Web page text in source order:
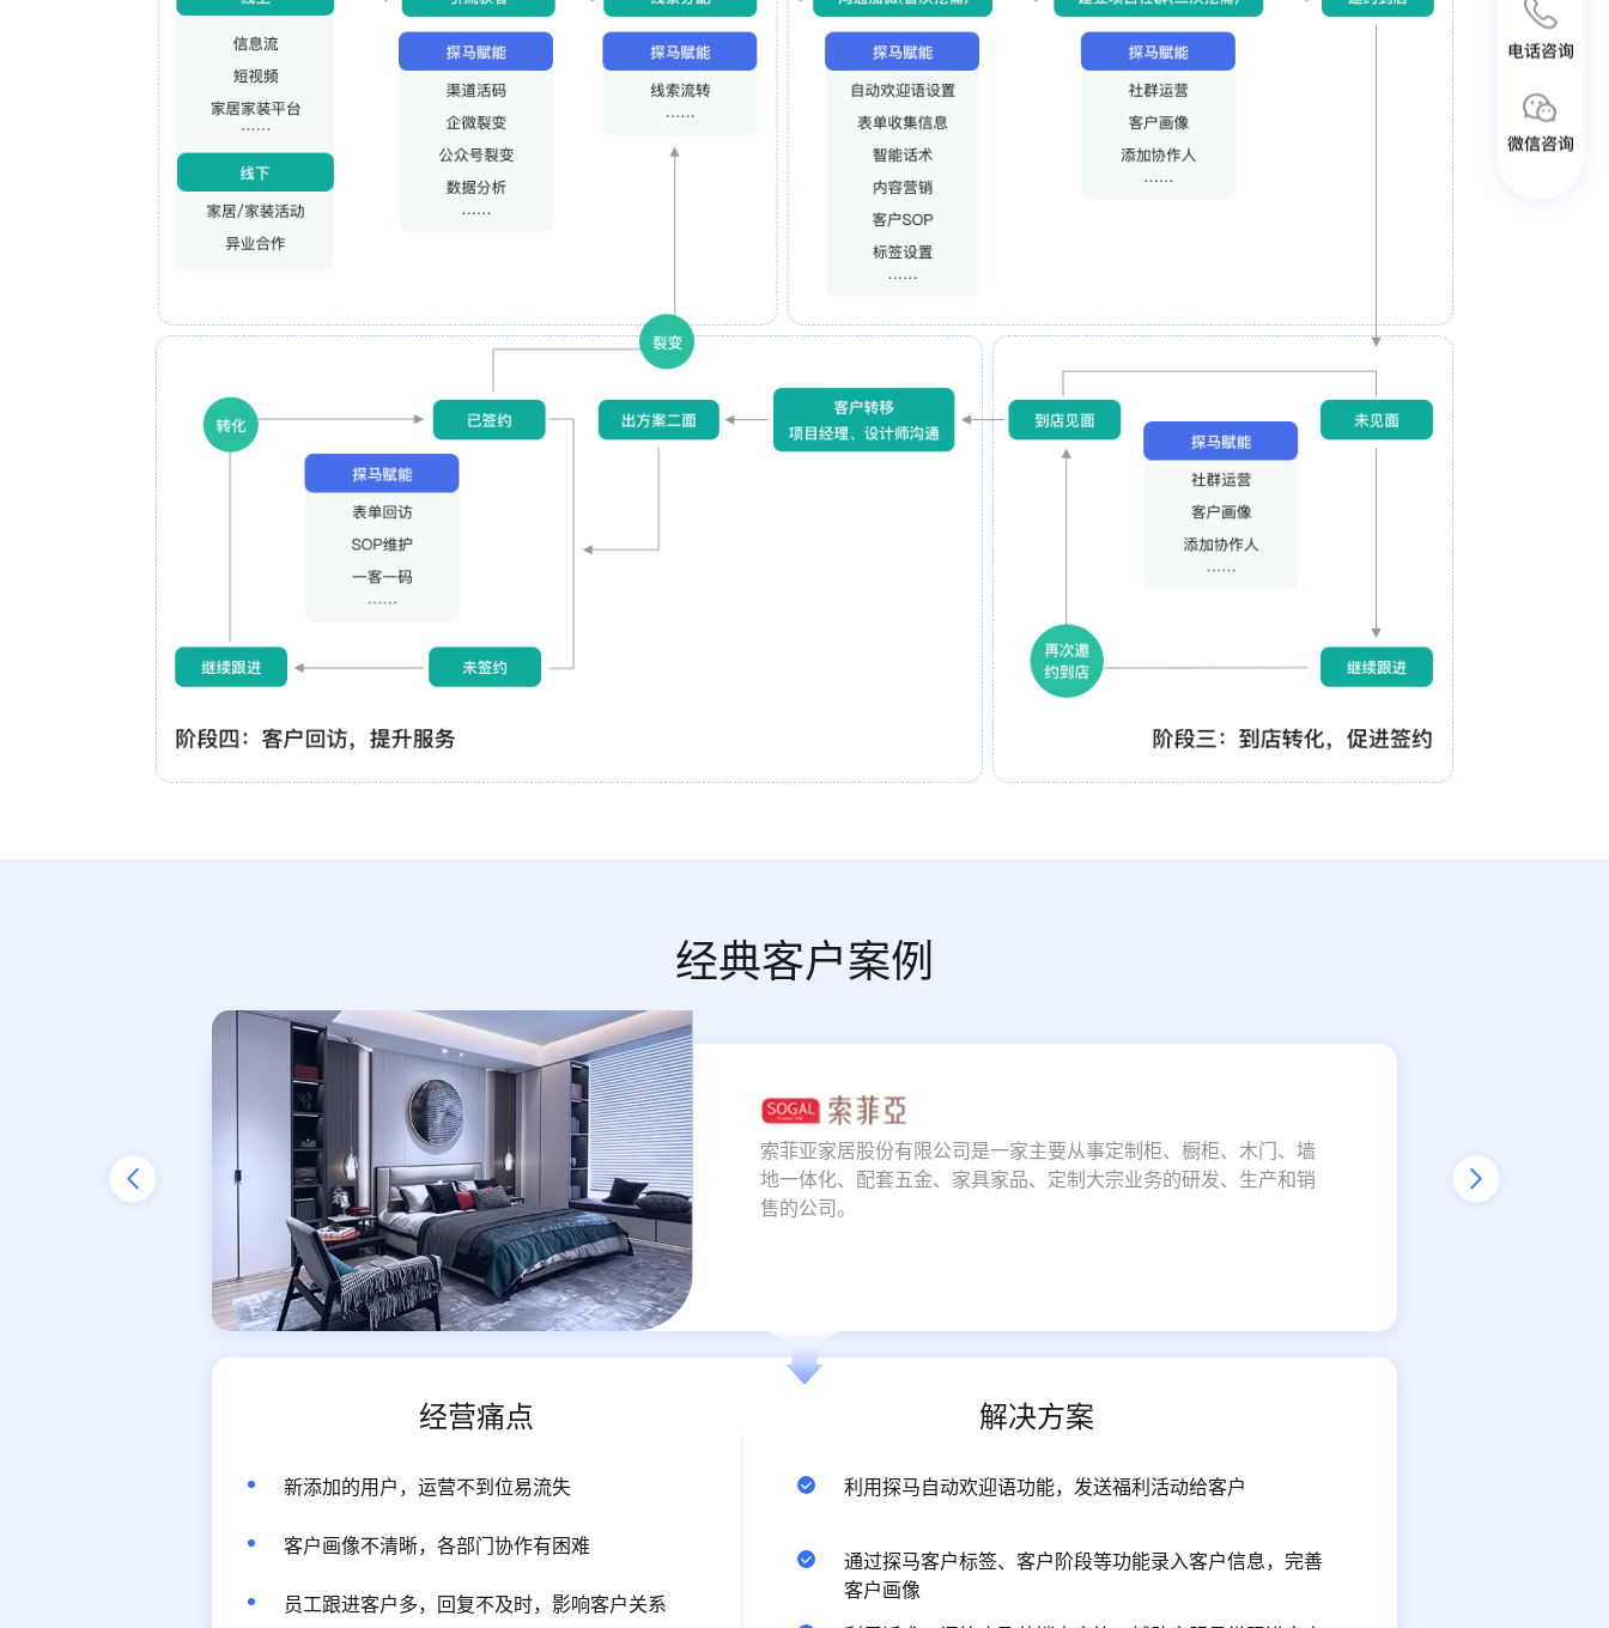
经典客户案例
索菲亚家居股份有限公司是一家主要从事定制柜、橱柜、木门、墙
地一体化、配套五金、家具家品、定制大宗业务的研发、生产和销
售的公司。
经营痛点
新添加的用户，运营不到位易流失
客户画像不清晰，各部门协作有困难
员工跟进客户多，回复不及时，影响客户关系
解决方案
利用探马自动欢迎语功能，发送福利活动给客户
通过探马客户标签、客户阶段等功能录入客户信息，完善
客户画像